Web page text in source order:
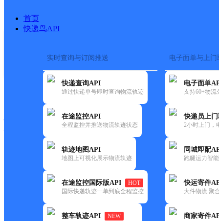
首页
快递鸟API
实时查询与订阅推送
快递查询API
通过快递单号即时查询物流轨迹
在途监控API
全程监控并推送物流轨迹状态
轨迹地图API
地图上可视化展示物流轨迹
在途监控国际版API
HOT
国际快递轨迹一单到底全程监控
整车轨迹API
NEW
电子面单与上门
电子面单
支持60+物流
快递员上
2小时上门，
同城即配
跑腿运力智
快运寄件
大件物流 聚
商家寄件
快运大全 快递时效
韵达
安徽凤台县公司开发区加油站
更新时间：2022-07-14 00:00:00